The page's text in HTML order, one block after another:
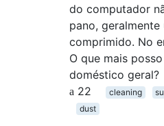
do computador
pano,
comprimido. No
O que mais
doméstico geral?
22
cleaning
dust